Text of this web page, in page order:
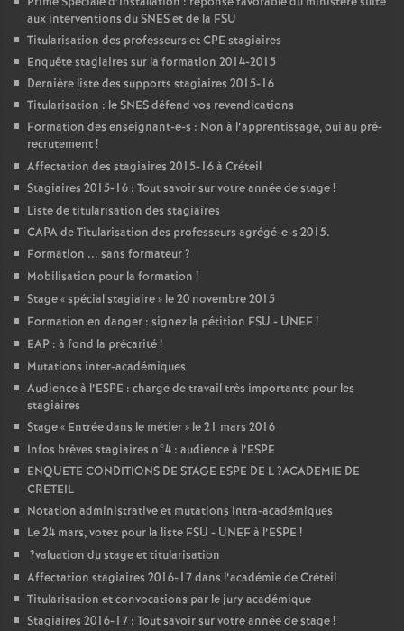
aux interventions duSNESet de la FSU
Titularisation des professeurs etCPE stagiaires
Enquête stagiaires sur la formation 2014-2015
Dernière liste des supports stagiaires 2015-16
Titularisation : leSNESdéfend vos revendications
Formation des enseignant-e-s : Non à l’apprentissage, oui au pré-
recrutement!
Affectation des stagiaires 2015-16 à Créteil
Stagiaires 2015-16 : Tout savoir sur votre année de stage!
Liste de titularisation des stagiaires
CAPAde Titularisation des professeurs agrégé-e-s 2015.
Formation ... sans formateur?
Mobilisation pour la formation !
Stage «spécial stagiaire» le 20 novembre 2015
Formation en danger : signez la pétition FSU - UNEF!
EAP : à fond la précarité!
Mutations inter-académiques
Audience à l’ESPE : charge de travail très importante pour les
stagiaires
Stage « Entrée dans le métier» le 21 mars 2016
Infos brèves stagiaires n°4 : audience à l’ESPE
ENQUETE CONDITIONS DE STAGE ESPE DE L?ACADEMIE DE
CRETEIL
Notation administrative et mutations intra-académiques
Le 24 mars, votez pour la liste FSU - UNEFà l’ESPE !
?valuation du stage et titularisation
Affectation stagiaires 2016-17 dans l’académie de Créteil
Titularisation et convocations par le jury académique
Stagiaires 2016-17 : Tout savoir sur votre année de stage!